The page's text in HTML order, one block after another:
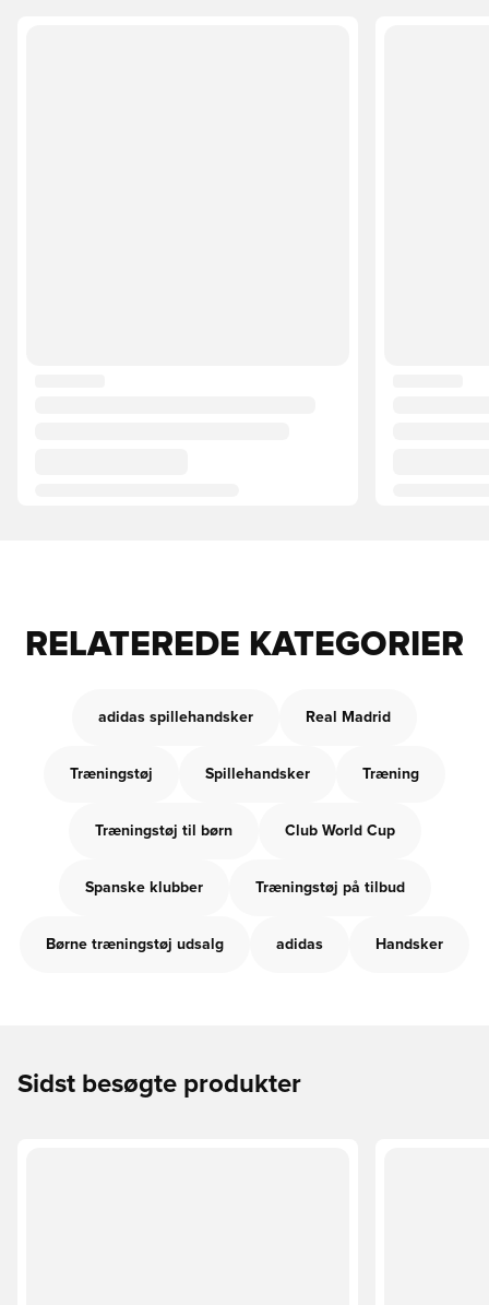
RELATEREDE KATEGORIER
adidas spillehandsker Real Madrid
Træningstøj Spillehandsker Træning
Træningstøj til børn Club World Cup
Spanske klubber Træningstøj på tilbud
Børne træningstøj udsalg adidas Handsker
Sidst besøgte produkter